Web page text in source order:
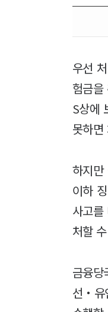
우선
험금
S상에
못하면
하지만
이하
사고
처할
금융
선‧유